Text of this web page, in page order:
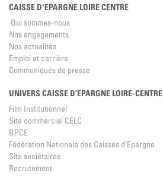
CAISSE D'EPARGNE LOIRE CENTRE
Qui sommes-nous
Nos engagements
Nos actualités
Emploi et carrière
Communiqués de presse
UNIVERS CAISSE D’EPARGNE LOIRE-CENTRE
Film Institutionnel
Site commercial CELC
BPCE
Fédération Nationale des Caisses d’Epargne
Site sociétaires
Recrutement